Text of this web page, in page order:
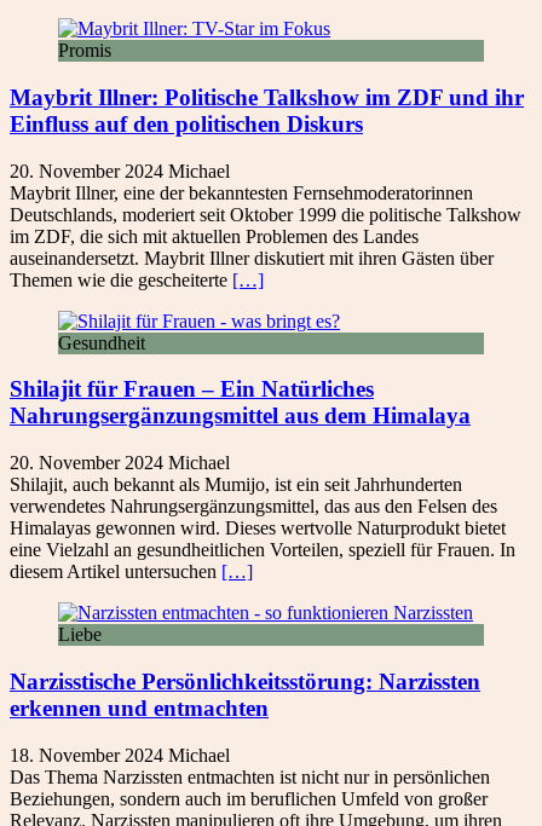
Promis
Maybrit Illner: Politische Talkshow im ZDF und ihr
Einfluss auf den politischen Diskurs
20. November 2024 Michael
Maybrit Illner, eine der bekanntesten Fernsehmoderatorinnen
Deutschlands, moderiert seit Oktober 1999 die politische Talkshow
im ZDF, die sich mit aktuellen Problemen des Landes
auseinandersetzt. Maybrit Illner diskutiert mit ihren Gästen über
Themen wie die gescheiterte […]
Gesundheit
Shilajit für Frauen – Ein Natürliches
Nahrungsergänzungsmittel aus dem Himalaya
20. November 2024 Michael
Shilajit, auch bekannt als Mumijo, ist ein seit Jahrhunderten
verwendetes Nahrungsergänzungsmittel, das aus den Felsen des
Himalayas gewonnen wird. Dieses wertvolle Naturprodukt bietet
eine Vielzahl an gesundheitlichen Vorteilen, speziell für Frauen. In
diesem Artikel untersuchen […]
Liebe
Narzisstische Persönlichkeitsstörung: Narzissten
erkennen und entmachten
18. November 2024 Michael
Das Thema Narzissten entmachten ist nicht nur in persönlichen
Beziehungen, sondern auch im beruflichen Umfeld von großer
Relevanz. Narzissten manipulieren oft ihre Umgebung, um ihren